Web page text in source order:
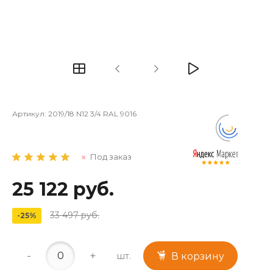
Артикул: 2019/18 N12 3/4 RAL 9016
Под заказ
25 122 руб.
-25% 33 497 руб.
- + шт. В корзину